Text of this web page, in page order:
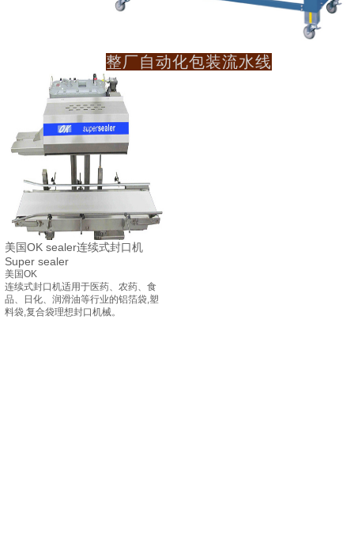
整厂自动化包装流水线
美国OK sealer连续式封口机
Super sealer
美国OK
连续式封口机适用于医药、农药、食
品、日化、润滑油等行业的铝箔袋,塑
料袋,复合袋理想封口机械。